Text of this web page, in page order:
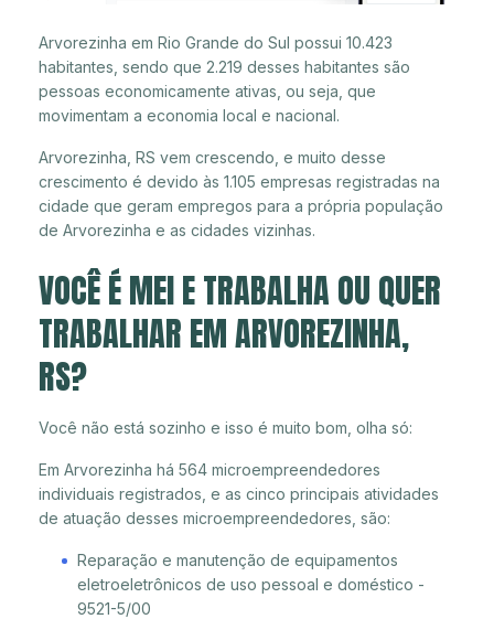
Arvorezinha em Rio Grande do Sul possui 10.423
habitantes, sendo que 2.219 desses habitantes são
pessoas economicamente ativas, ou seja, que
movimentam a economia local e nacional.
Arvorezinha, RS vem crescendo, e muito desse
crescimento é devido às 1.105 empresas registradas na
cidade que geram empregos para a própria população
de Arvorezinha e as cidades vizinhas.
VOCÊ É MEI E TRABALHA OU QUER
TRABALHAR EM ARVOREZINHA,
RS?
Você não está sozinho e isso é muito bom, olha só:
Em Arvorezinha há 564 microempreendedores
individuais registrados, e as cinco principais atividades
de atuação desses microempreendedores, são:
Reparação e manutenção de equipamentos
eletroeletrônicos de uso pessoal e doméstico -
9521-5/00